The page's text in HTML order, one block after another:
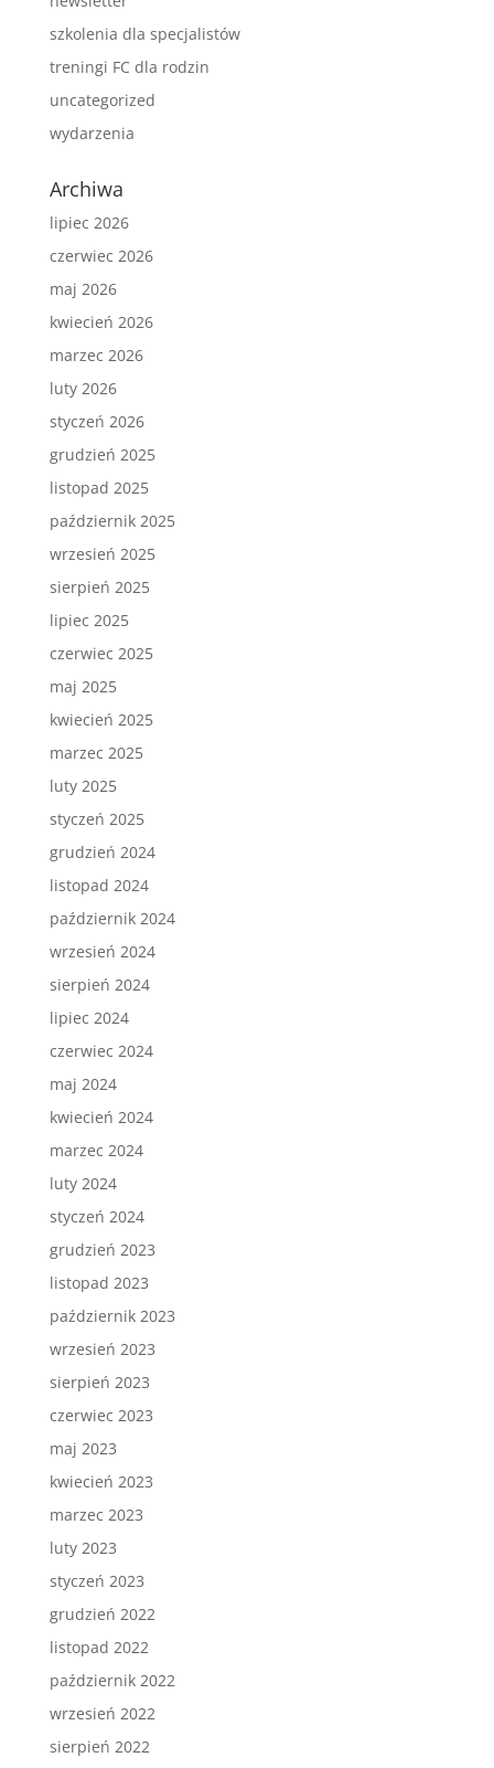
szkolenia dla specjalistów
treningi FC dla rodzin
uncategorized
wydarzenia
Archiwa
lipiec 2026
czerwiec 2026
maj 2026
kwiecień 2026
marzec 2026
luty 2026
styczeń 2026
grudzień 2025
listopad 2025
październik 2025
wrzesień 2025
sierpień 2025
lipiec 2025
czerwiec 2025
maj 2025
kwiecień 2025
marzec 2025
luty 2025
styczeń 2025
grudzień 2024
listopad 2024
październik 2024
wrzesień 2024
sierpień 2024
lipiec 2024
czerwiec 2024
maj 2024
kwiecień 2024
marzec 2024
luty 2024
styczeń 2024
grudzień 2023
listopad 2023
październik 2023
wrzesień 2023
sierpień 2023
czerwiec 2023
maj 2023
kwiecień 2023
marzec 2023
luty 2023
styczeń 2023
grudzień 2022
listopad 2022
październik 2022
wrzesień 2022
sierpień 2022